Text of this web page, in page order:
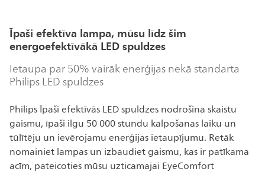
Īpaši efektīva lampa, mūsu līdz šim
energoefektīvākā LED spuldzes
Ietaupa par 50% vairāk enerģijas nekā standarta
Philips LED spuldzes
Philips Īpaši efektīvās LED spuldzes nodrošina skaistu
gaismu, īpaši ilgu 50 000 stundu kalpošanas laiku un
tūlītēju un ievērojamu enerģijas ietaupījumu. Retāk
nomainiet lampas un izbaudiet gaismu, kas ir patīkama
acīm, pateicoties mūsu uzticamajai EyeComfort